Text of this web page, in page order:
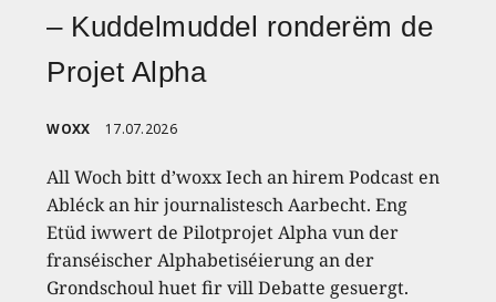
– Kuddelmuddel ronderëm de
Projet Alpha
WOXX 17.07.2026
All Woch bitt d’woxx Iech an hirem Podcast en
Abléck an hir journalistesch Aarbecht. Eng
Etüd iwwert de Pilotprojet Alpha vun der
franséischer Alphabetiséierung an der
Grondschoul huet fir vill Debatte gesuergt.